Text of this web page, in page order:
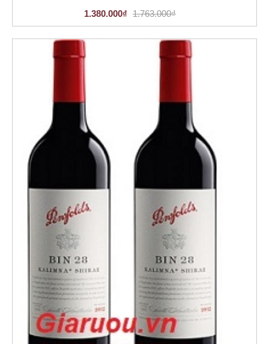
1.380.000₫ 1.763.000₫